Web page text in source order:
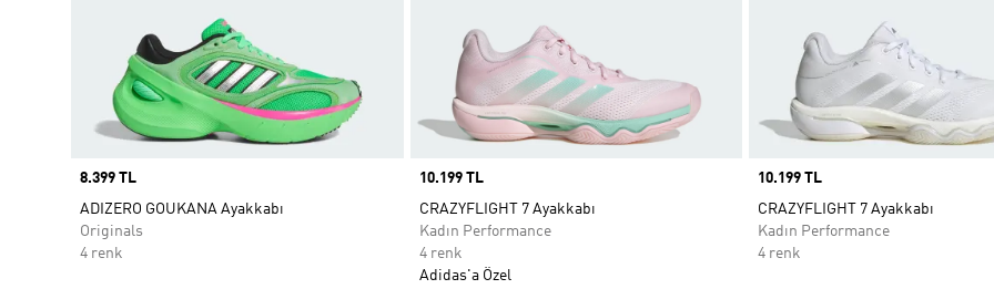
Price
8.399 TL
ADIZERO GOUKANA Ayakkabı
Originals
4 renk
Price
10.199 TL
CRAZYFLIGHT 7 Ayakkabı
Kadın Performance
4 renk
Adidas'a Özel
Price
10.199 TL
CRAZYFLIGHT 7 Ayakkabı
Kadın Performance
4 renk